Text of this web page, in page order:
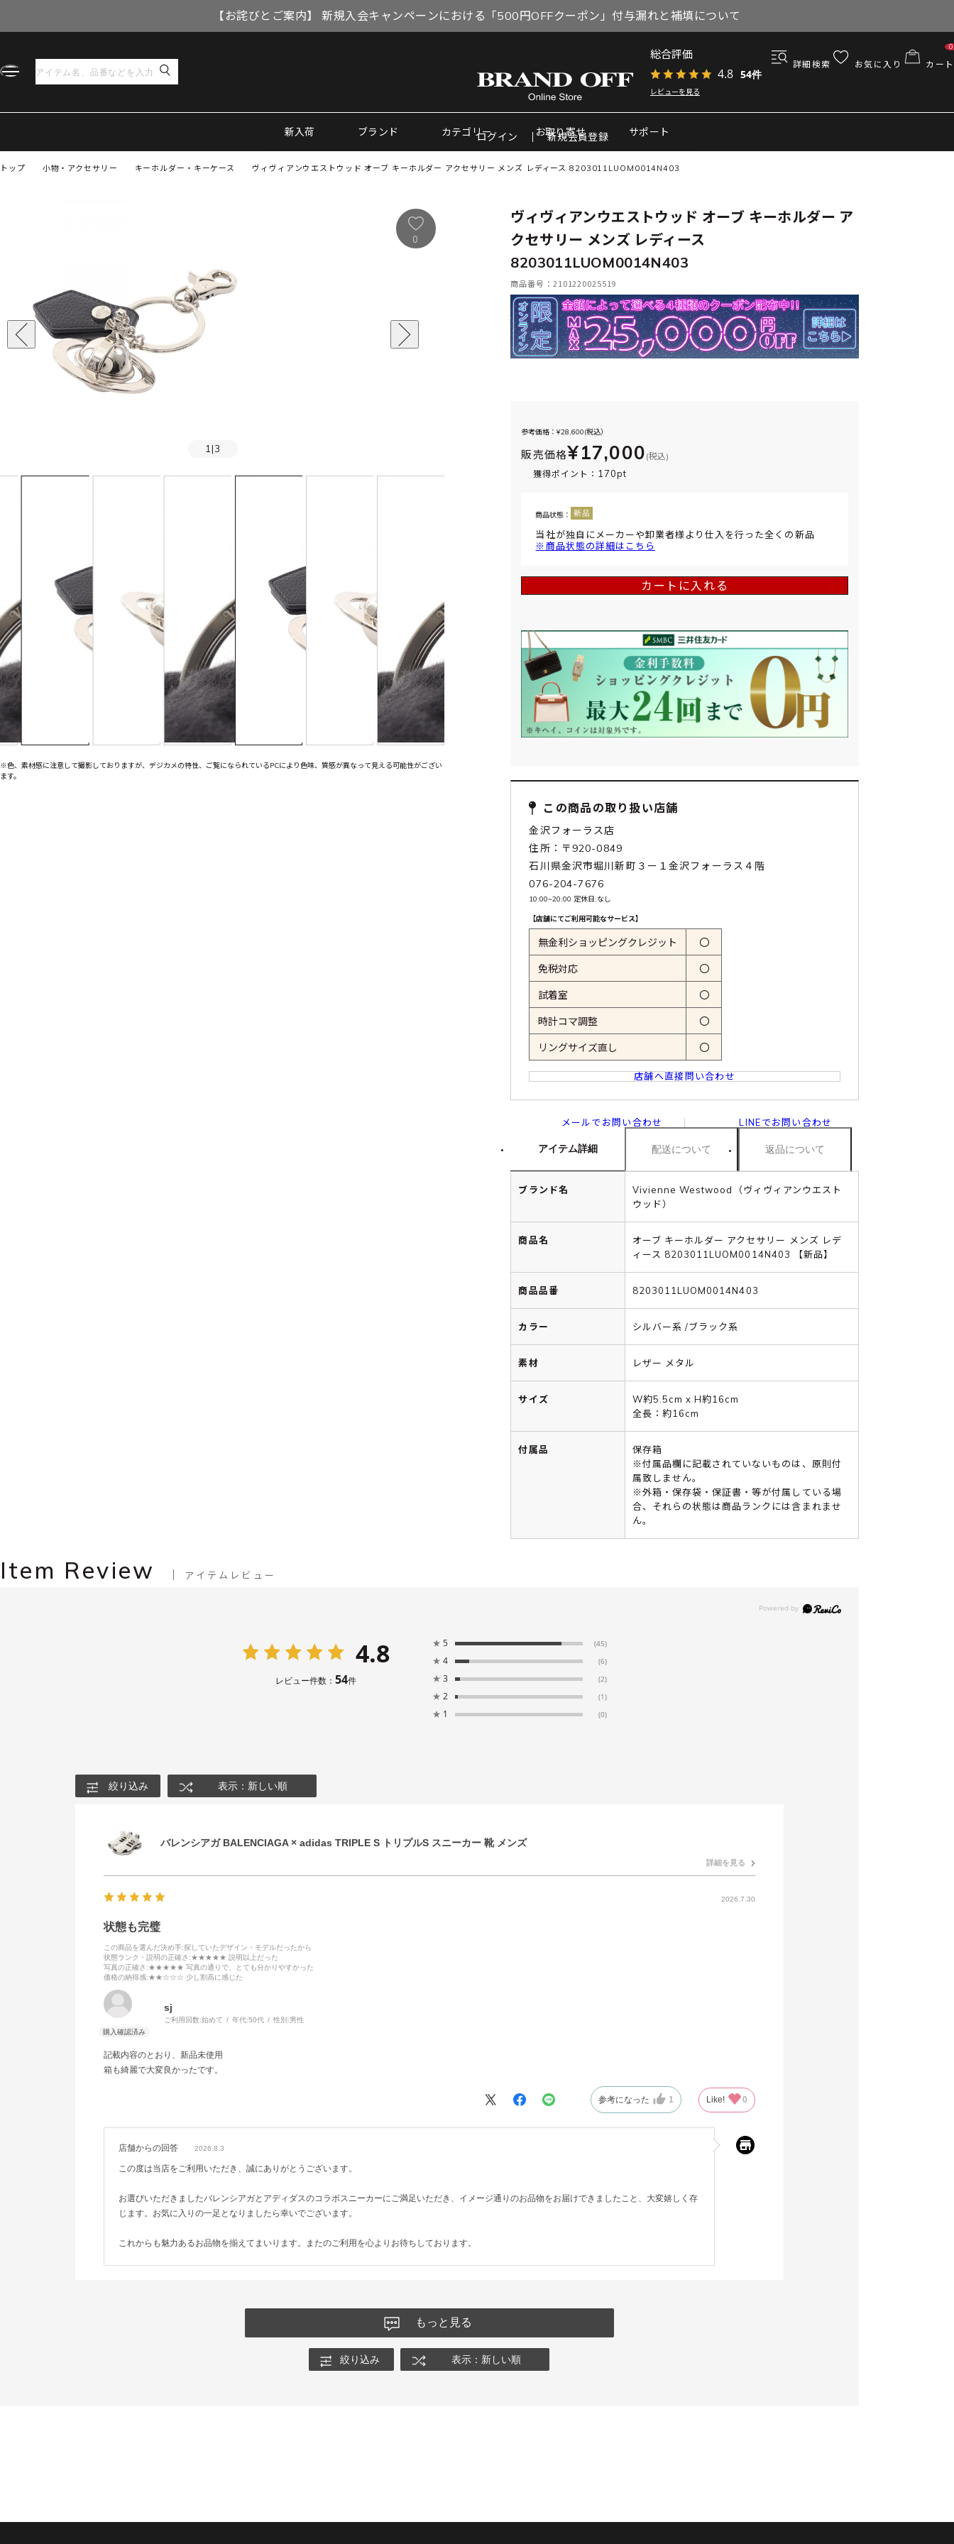
【お詫びとご案内】 新規入会キャンペーンにおける「500円OFFクーポン」付与漏れと補填について
総合評価
4.8 54件
レビューを見る
詳細検索 お気に入り カート
0
新入荷 ブランド カテゴリー お取り寄せ サポート
ログイン 新規会員登録
トップ ヴィヴィアンウエストウッド オーブ キーホルダー アクセサリー メンズ レディース 8203011LUOM0014N403
小物・アクセサリー キーホルダー・キーケース
1 |3
0
※色、素材感に注意して撮影しておりますが、デジカメの特性、ご覧になられているPCにより色味、質感が異なって見える可能性がござい
ます。
ヴィヴィアンウエストウッド オーブ キーホルダー ア
クセサリー メンズ レディース
8203011LUOM0014N403
商品番号：2101220025519
参考価格：¥28,600(税込）
販売価格¥17,000 (税込)
獲得ポイント： 170pt
商品状態：
当社が独自にメーカーや卸業者様より仕入を行った全くの新品
※商品状態の詳細はこちら
カートに入れる
この商品の取り扱い店舗
金沢フォーラス店
住所：〒920-0849
石川県金沢市堀川新町３ー１金沢フォーラス４階
076-204-7676
10:00~20:00 定休日:なし
【店舗にてご利用可能なサービス】
無金利ショッピングクレジット 〇
免税対応 〇
試着室 〇
時計コマ調整 〇
リングサイズ直し 〇
店舗へ直接問い合わせ
メールでお問い合わせ LINEでお問い合わせ
アイテム詳細 配送について 返品について
ブランド名
Vivienne Westwood（ヴィヴィアンウエスト
ウッド）
商品名
オーブ キーホルダー アクセサリー メンズ レデ
ィース 8203011LUOM0014N403 【新品】
商品品番 8203011LUOM0014N403
カラー シルバー系 /ブラック系
素材 レザー メタル
サイズ
W約5.5cm x H約16cm
全長：約16cm
付属品
保存箱
※付属品欄に記載されていないものは、原則付
属致しません。
※外箱・保存袋・保証書・等が付属している場
合、それらの状態は商品ランクには含まれませ
ん。
Item Review アイテムレビュー
4.8
レビュー件数：54件
★ 5 (45)
★ 4 (6)
★ 3 (2)
★ 2 (1)
★ 1 (0)
絞り込み 表示：新しい順
バレンシアガ BALENCIAGA × adidas TRIPLE S トリプルS スニーカー 靴 メンズ
詳細を見る
2026.7.30
状態も完璧
この商品を選んだ決め手:探していたデザイン・モデルだったから
状態ランク・説明の正確さ :★★★★★ 説明以上だった
写真の正確さ :★★★★★ 写真の通りで、とても分かりやすかった
価格の納得感:★★☆☆☆ 少し割高に感じた
sj
ご利用回数:始めて 年代:50代 性別:男性
記載内容のとおり、新品未使用
箱も綺麗で大変良かったです。
参考になった 1 Like! 0
店舗からの回答 2026.8.3
この度は当店をご利用いただき、誠にありがとうございます。
お選びいただきましたバレンシアガとアディダスのコラボスニーカーにご満足いただき、イメージ通りのお品物をお届けできましたこと、大変嬉しく存
じます。お気に入りの一足となりましたら幸いでございます。
これからも魅力あるお品物を揃えてまいります。またのご利用を心よりお待ちしております。
もっと見る
絞り込み 表示：新しい順